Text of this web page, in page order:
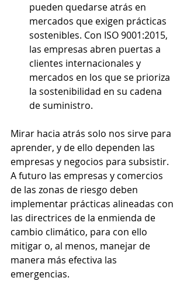
pueden quedarse atrás en
mercados que exigen prácticas
sostenibles. Con ISO 9001:2015,
las empresas abren puertas a
clientes internacionales y
mercados en los que se prioriza
la sostenibilidad en su cadena
de suministro.
Mirar hacia atrás solo nos sirve para
aprender, y de ello dependen las
empresas y negocios para subsistir.
A futuro las empresas y comercios
de las zonas de riesgo deben
implementar prácticas alineadas con
las directrices de la enmienda de
cambio climático, para con ello
mitigar o, al menos, manejar de
manera más efectiva las
emergencias.